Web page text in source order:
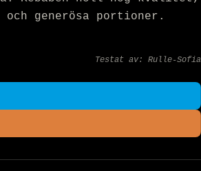
generösa portioner.
Testat av: Rulle-Sofia